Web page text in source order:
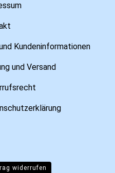
Kundeninformationen
und Versand
widerrufen